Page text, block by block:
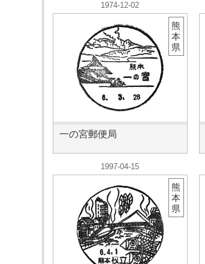
1974-12-02
一の宮郵便局
熊
本
県
1997-04-15
熊
本
県